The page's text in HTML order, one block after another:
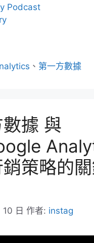
Podcast
、 第一方數據
據 與
策略的
日 作者: instag